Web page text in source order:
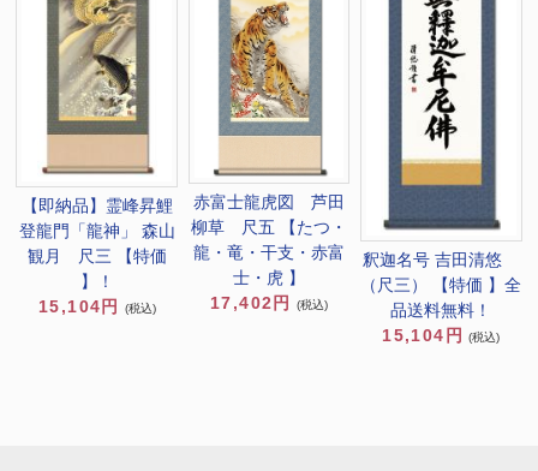
【即納品】霊峰昇鯉
登龍門「龍神」 森山
観月 尺三 【特価
】！
15,104円
(税込)
赤富士龍虎図 芦田
柳草 尺五 【たつ・
龍・竜・干支・赤富
士・虎 】
17,402円
(税込)
釈迦名号 吉田清悠
（尺三） 【特価 】全
品送料無料！
15,104円
(税込)